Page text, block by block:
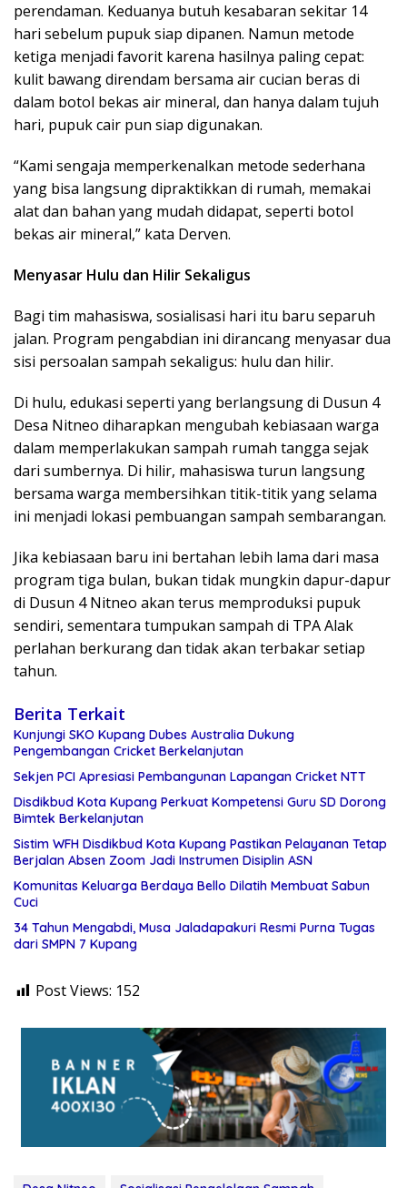
perendaman. Keduanya butuh kesabaran sekitar 14
hari sebelum pupuk siap dipanen. Namun metode
ketiga menjadi favorit karena hasilnya paling cepat:
kulit bawang direndam bersama air cucian beras di
dalam botol bekas air mineral, dan hanya dalam tujuh
hari, pupuk cair pun siap digunakan.
“Kami sengaja memperkenalkan metode sederhana
yang bisa langsung dipraktikkan di rumah, memakai
alat dan bahan yang mudah didapat, seperti botol
bekas air mineral,” kata Derven.
Menyasar Hulu dan Hilir Sekaligus
Bagi tim mahasiswa, sosialisasi hari itu baru separuh
jalan. Program pengabdian ini dirancang menyasar dua
sisi persoalan sampah sekaligus: hulu dan hilir.
Di hulu, edukasi seperti yang berlangsung di Dusun 4
Desa Nitneo diharapkan mengubah kebiasaan warga
dalam memperlakukan sampah rumah tangga sejak
dari sumbernya. Di hilir, mahasiswa turun langsung
bersama warga membersihkan titik-titik yang selama
ini menjadi lokasi pembuangan sampah sembarangan.
Jika kebiasaan baru ini bertahan lebih lama dari masa
program tiga bulan, bukan tidak mungkin dapur-dapur
di Dusun 4 Nitneo akan terus memproduksi pupuk
sendiri, sementara tumpukan sampah di TPA Alak
perlahan berkurang dan tidak akan terbakar setiap
tahun.
Berita Terkait
Kunjungi SKO Kupang Dubes Australia Dukung
Pengembangan Cricket Berkelanjutan
Sekjen PCI Apresiasi Pembangunan Lapangan Cricket NTT
Disdikbud Kota Kupang Perkuat Kompetensi Guru SD Dorong
Bimtek Berkelanjutan
Sistim WFH Disdikbud Kota Kupang Pastikan Pelayanan Tetap
Berjalan Absen Zoom Jadi Instrumen Disiplin ASN
Komunitas Keluarga Berdaya Bello Dilatih Membuat Sabun
Cuci
34 Tahun Mengabdi, Musa Jaladapakuri Resmi Purna Tugas
dari SMPN 7 Kupang
Post Views: 152